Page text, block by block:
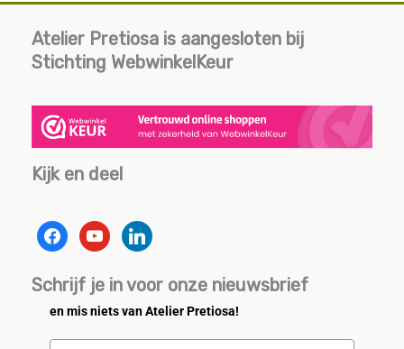
Atelier Pretiosa is aangesloten bij
Stichting WebwinkelKeur
Kijk en deel
facebookyoutubelinkedin
Schrijf je in voor onze nieuwsbrief
en mis niets van Atelier Pretiosa!